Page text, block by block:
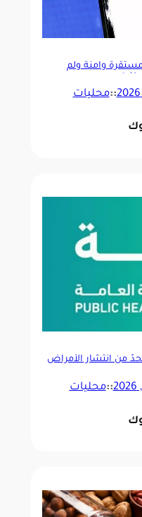
وآمنة ولم
::محليات
من انتشار الأمراض
::محليات